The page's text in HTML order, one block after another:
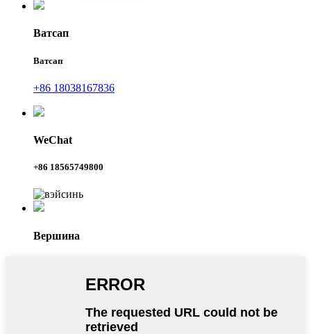
Ватсап
Ватсап
+86 18038167836
WeChat
+86 18565749800
Вершина